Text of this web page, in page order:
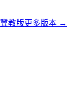
冀教版更多版本 →